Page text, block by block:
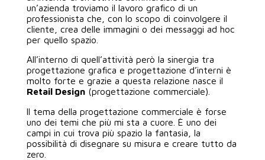
un’azienda troviamo il lavoro grafico di un
professionista che, con lo scopo di coinvolgere il
cliente, crea delle immagini o dei messaggi ad hoc
per quello spazio.
All’interno di quell’attività però la sinergia tra
progettazione grafica e progettazione d’interni è
molto forte e grazie a questa relazione nasce il
Retail Design(progettazione commerciale).
Il tema della progettazione commerciale è forse
uno dei temi che più mi sta a cuore. È uno dei
campi in cui trova più spazio la fantasia, la
possibilità di disegnare su misura e creare tutto da
zero.